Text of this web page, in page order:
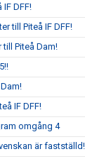
DFF!
till Piteå IF DFF!
Piteå Dam!
IF DFF!
omgång 4
är fastställd!